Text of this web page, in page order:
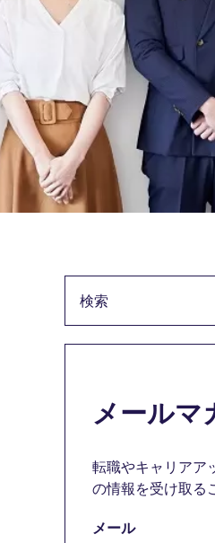
メールマ
転職やキャリアア
の情報を受け取る
メール